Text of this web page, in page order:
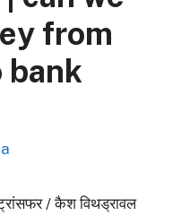
from
bank
/ कैश विथड्रावल